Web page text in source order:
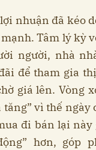
nhuận đã kéo
Tâm lý kỳ
người, nhà
để tham gia
giá lên. Vòng
vì thế ngày
đi bán lại
hơn, góp